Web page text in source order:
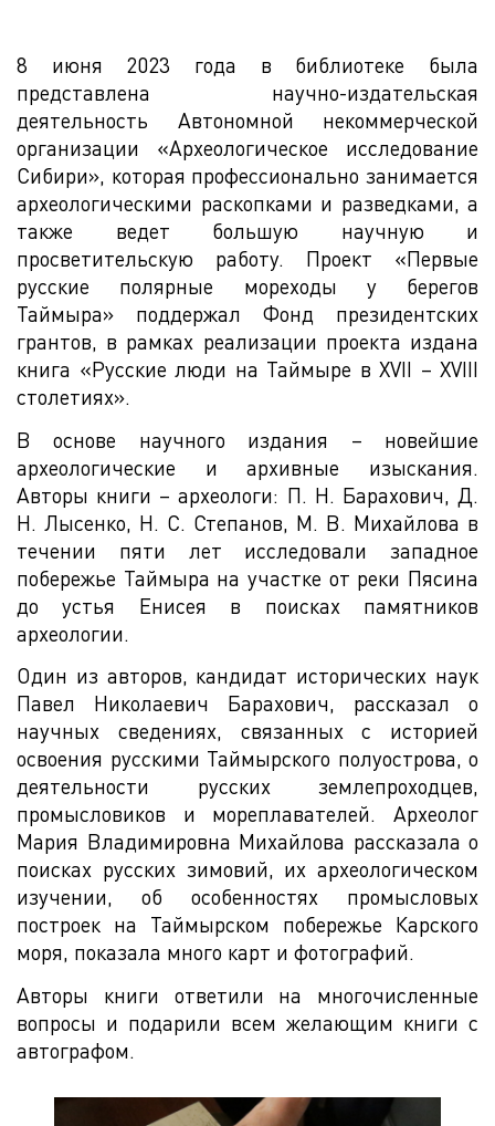
8 июня 2023 года в библиотеке была
представлена научно-издательская
деятельность Автономной некоммерческой
организации «Археологическое исследование
Сибири», которая профессионально занимается
археологическими раскопками и разведками, а
также ведет большую научную и
просветительскую работу. Проект «Первые
русские полярные мореходы у берегов
Таймыра» поддержал Фонд президентских
грантов, в рамках реализации проекта издана
книга «Русские люди на Таймыре в XVII – XVIII
столетиях».
В основе научного издания – новейшие
археологические и архивные изыскания.
Авторы книги – археологи: П. Н. Барахович, Д.
Н. Лысенко, Н. С. Степанов, М. В. Михайлова в
течении пяти лет исследовали западное
побережье Таймыра на участке от реки Пясина
до устья Енисея в поисках памятников
археологии.
Один из авторов, кандидат исторических наук
Павел Николаевич Барахович, рассказал о
научных сведениях, связанных с историей
освоения русскими Таймырского полуострова, о
деятельности русских землепроходцев,
промысловиков и мореплавателей. Археолог
Мария Владимировна Михайлова рассказала о
поисках русских зимовий, их археологическом
изучении, об особенностях промысловых
построек на Таймырском побережье Карского
моря, показала много карт и фотографий.
Авторы книги ответили на многочисленные
вопросы и подарили всем желающим книги с
автографом.